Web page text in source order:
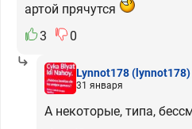
артой прячутся
3
0
Lynnot178(lynnot178)
31 января
А некоторые, типа,